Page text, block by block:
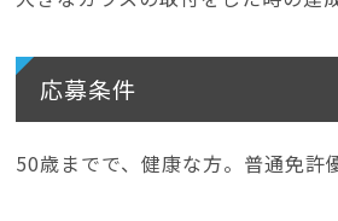
応募条件
50歳までで、健康な方。普通免許